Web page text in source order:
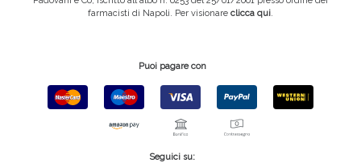
farmacisti di Napoli. Per visionare clicca qui.
Puoi pagare con
Seguici su: